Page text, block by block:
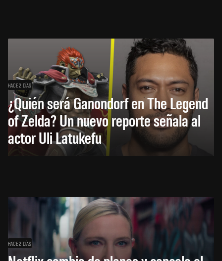
HACE 2 DÍAS
¿Quién será Ganondorf en The Legend
of Zelda? Un nuevo reporte señala al
actor Uli Latukefu
HACE 2 DÍAS